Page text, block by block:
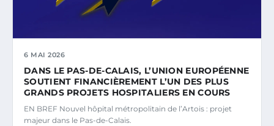
6 MAI 2026
DANS LE PAS-DE-CALAIS, L’UNION EUROPÉENNE
SOUTIENT FINANCIÈREMENT L’UN DES PLUS
GRANDS PROJETS HOSPITALIERS EN COURS
EN BREF Nouvel hôpital métropolitain de l’Artois : projet
majeur dans le Pas-de-Calais.